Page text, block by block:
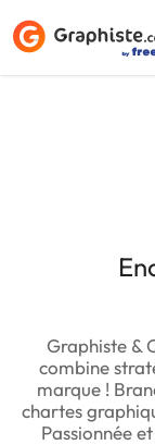
Graphiste &
combine
marque !
chartes
Passionnée